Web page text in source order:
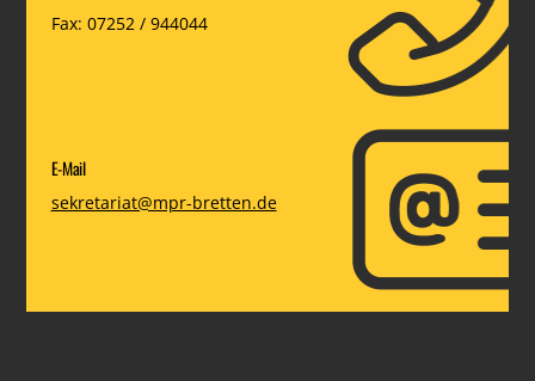
Fax: 07252 / 944044
E-Mail
sekretariat@mpr-bretten.de